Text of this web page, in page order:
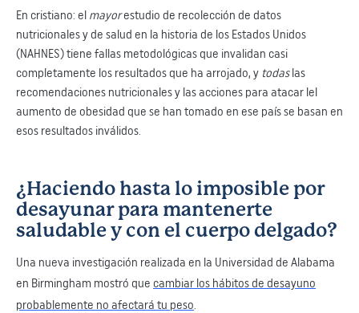
En cristiano: el mayorestudio de recolección de datos
nutricionales y de salud en la historia de los Estados Unidos
(NAHNES) tiene fallas metodológicas que invalidan casi
completamente los resultados que ha arrojado, y todaslas
recomendaciones nutricionales y las acciones para atacar lel
aumento de obesidad que se han tomado en ese país se basan en
esos resultados inválidos.
¿Haciendo hasta lo imposible por
desayunar para mantenerte
saludable y con el cuerpo delgado?
Una nueva investigación realizada en la Universidad de Alabama
en Birmingham mostró que cambiar los hábitos de desayuno
probablemente no afectará tu peso.